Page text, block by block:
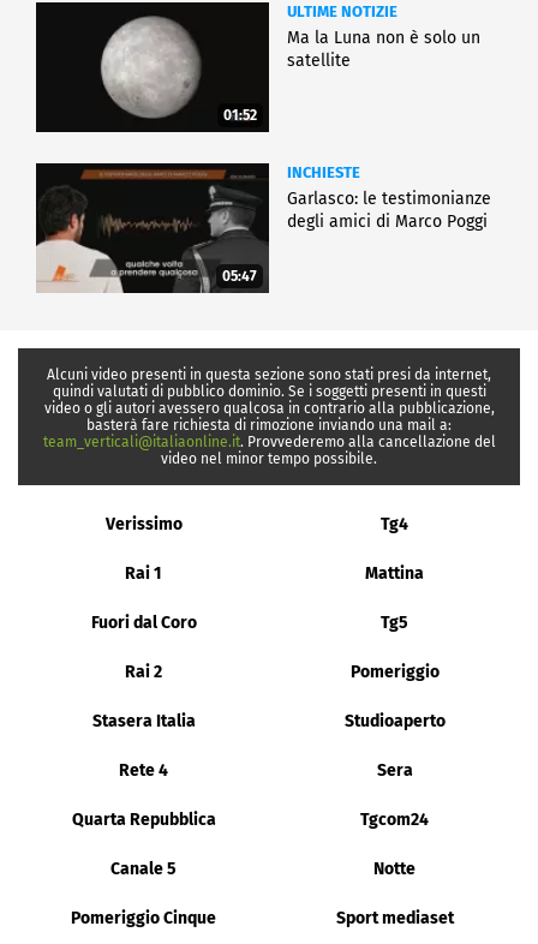
01:52
ULTIME NOTIZIE
Ma la Luna non è solo un
satellite
05:47
INCHIESTE
Garlasco: le testimonianze
degli amici di Marco Poggi
Alcuni video presenti in questa sezione sono stati presi da internet,
quindi valutati di pubblico dominio. Se i soggetti presenti in questi
video o gli autori avessero qualcosa in contrario alla pubblicazione,
basterà fare richiesta di rimozione inviando una mail a:
team_verticali@italiaonline.it. Provvederemo alla cancellazione del
video nel minor tempo possibile.
Verissimo Tg4
Rai 1 Mattina
Fuori dal Coro Tg5
Rai 2 Pomeriggio
Stasera Italia Studioaperto
Rete 4 Sera
Quarta Repubblica Tgcom24
Canale 5 Notte
Pomeriggio Cinque Sport mediaset